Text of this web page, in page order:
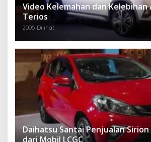
Video Kelemahan dan Kelebihan
Terios
2005 Dilihat
Daihatsu Santai Penjualan Sirion
dari Mobil LCGC